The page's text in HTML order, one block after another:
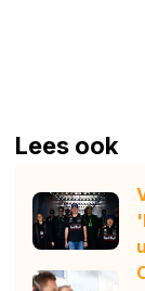
Lees ook